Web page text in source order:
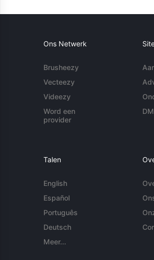
Ons Netwerk
Brusheezy
Vecteezy
Videezy
Word een
provider
Talen
English
Español
Português
Deutsch
Meer...